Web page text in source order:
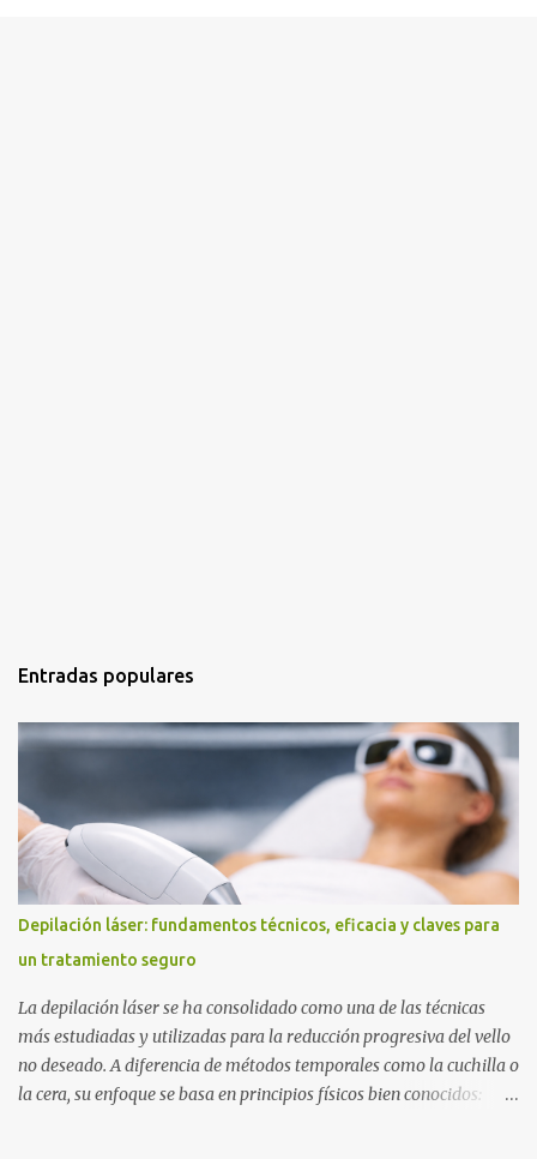
Entradas populares
Depilación láser: fundamentos técnicos, eficacia y claves para
un tratamiento seguro
La depilación láser se ha consolidado como una de las técnicas
más estudiadas y utilizadas para la reducción progresiva del vello
no deseado. A diferencia de métodos temporales como la cuchilla o
la cera, su enfoque se basa en principios físicos bien conocidos: